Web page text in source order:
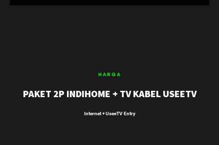
HARGA
PAKET 2P INDIHOME + TV KABEL USEETV
Internet + UseeTV Entry